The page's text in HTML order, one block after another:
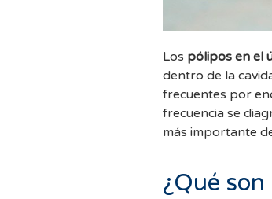
Los pólipos en el
dentro de la
frecuentes por
frecuencia se
más importante
¿Qué